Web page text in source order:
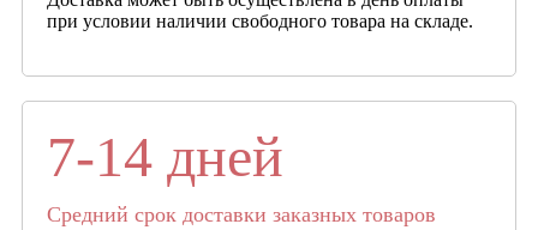
при условии наличии свободного товара на складе.
7-14 дней
Средний срок доставки заказных товаров